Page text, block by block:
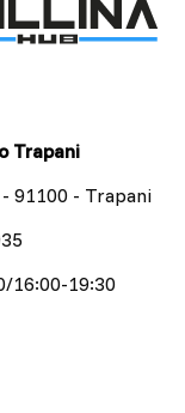
Trapani
91100 - Trapani
16:00-19:30